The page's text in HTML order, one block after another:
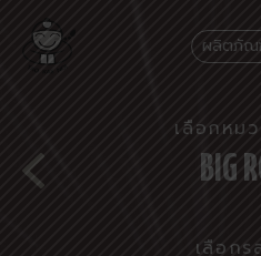
ผลิตภัณ
เลือกหม
BIG
เลือกร